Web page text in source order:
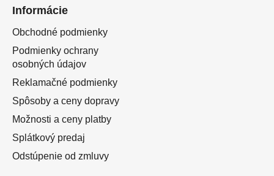
Informácie
Obchodné podmienky
Podmienky ochrany
osobných údajov
Reklamačné podmienky
Spôsoby a ceny dopravy
Možnosti a ceny platby
Splátkový predaj
Odstúpenie od zmluvy